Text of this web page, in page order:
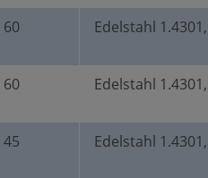
60 Edelstahl
60 Edelstahl
45 Edelstahl